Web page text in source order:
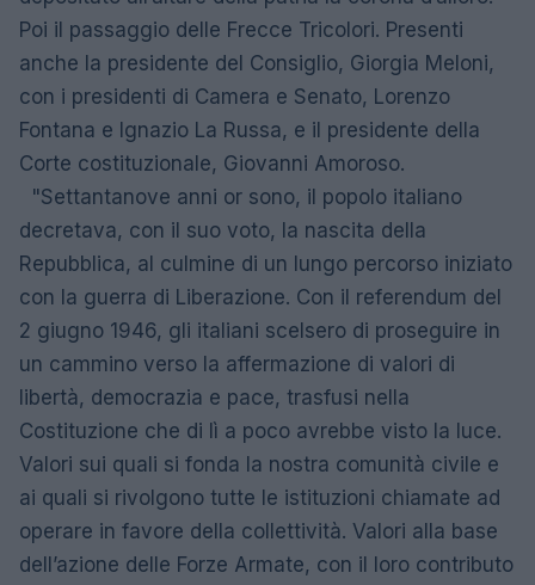
Poi il passaggio delle Frecce Tricolori. Presenti
anche la presidente del Consiglio, Giorgia Meloni,
con i presidenti di Camera e Senato, Lorenzo
Fontana e Ignazio La Russa, e il presidente della
Corte costituzionale, Giovanni Amoroso.
"Settantanove anni or sono, il popolo italiano
decretava, con il suo voto, la nascita della
Repubblica, al culmine di un lungo percorso iniziato
con la guerra di Liberazione. Con il referendum del
2 giugno 1946, gli italiani scelsero di proseguire in
un cammino verso la affermazione di valori di
libertà, democrazia e pace, trasfusi nella
Costituzione che di lì a poco avrebbe visto la luce.
Valori sui quali si fonda la nostra comunità civile e
ai quali si rivolgono tutte le istituzioni chiamate ad
operare in favore della collettività. Valori alla base
dell’azione delle Forze Armate, con il loro contributo